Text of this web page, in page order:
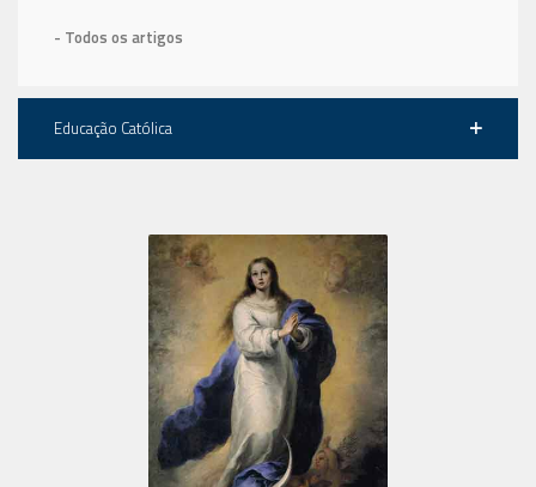
- Todos os artigos
Educação Católica